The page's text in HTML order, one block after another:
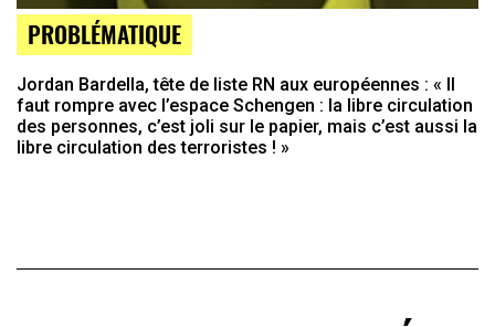
PROBLÉMATIQUE
Jordan Bardella, tête de liste RN aux européennes : « Il
faut rompre avec l’espace Schengen : la libre circulation
des personnes, c’est joli sur le papier, mais c’est aussi la
libre circulation des terroristes ! »